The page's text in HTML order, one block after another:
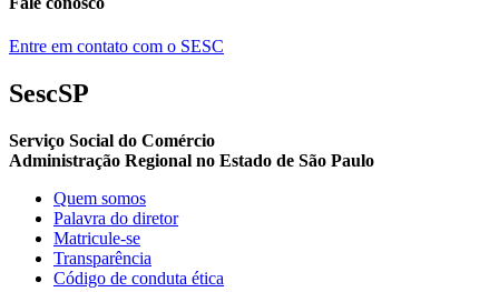
Entre em contato com o SESC
SescSP
Serviço Social do Comércio
Administração Regional no Estado de São Paulo
Quem somos
Palavra do diretor
Matricule-se
Transparência
Código de conduta ética